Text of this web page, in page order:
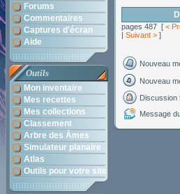
Forums
Commentaires
Captures d'écran
Aide
Outils
Mon inventaire
Mes recettes
Mes collections
Classement
Arbre des Âmes
Simulateur planaire
Atlas
Outils pour votre site
pages 487 [ <
| Suivant > ]
Nouveau
Nouveau
Discussion
Message